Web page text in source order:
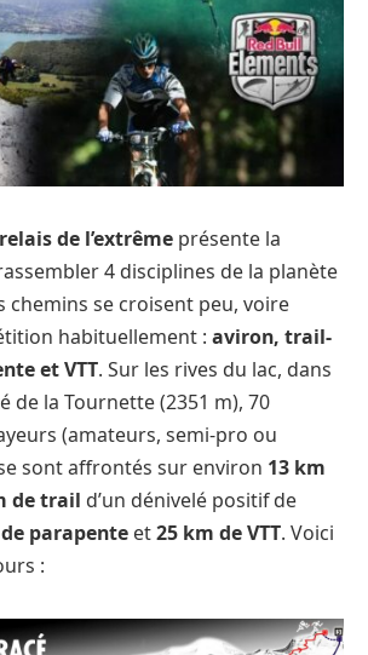
de l’extrême présente la
4 disciplines de la planète
chemins se croisent peu, voire
habituellement : aviron, trail-
et VTT. Sur les rives du lac, dans
de la Tournette (2351 m), 70
(amateurs, semi-pro ou
sont affrontés sur environ 13 km
de trail d’un dénivelé positif de
parapente et25 km de VTT. Voici
: